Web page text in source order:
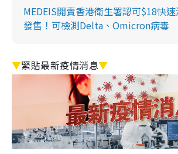
MEDEIS開賣香港衛生署認可$18快
發售！可檢測Delta、Omicron病毒
▼緊貼最新疫情消息▼